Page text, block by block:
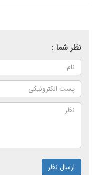
نظر شما :
ارسال نظر